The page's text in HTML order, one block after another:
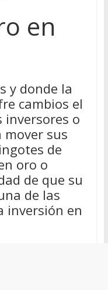
en
y donde la
cambios el
inversores o
mover sus
de
oro o
de que su
de las
inversión en